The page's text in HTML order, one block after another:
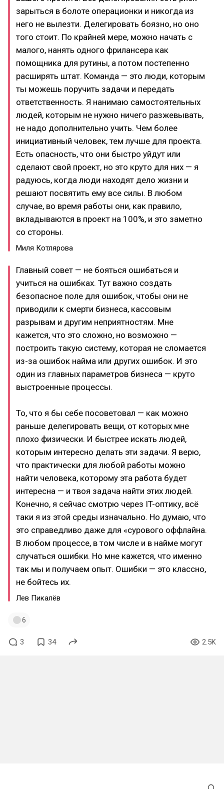
зарыться в болоте операционки и никогда из
него не вылезти. Делегировать боязно, но оно
того стоит. По крайней мере, можно начать с
малого, нанять одного фрилансера как
помощника для рутины, а потом постепенно
расширять штат. Команда — это люди, которым
ты можешь поручить задачи и передать
ответственность. Я нанимаю самостоятельных
людей, которым не нужно ничего разжевывать,
не надо дополнительно учить. Чем более
инициативный человек, тем лучше для проекта.
Есть опасность, что они быстро уйдут или
сделают свой проект, но это круто для них — я
радуюсь, когда люди находят дело жизни и
решают посвятить ему все силы. В любом
случае, во время работы они, как правило,
вкладываются в проект на 100%, и это заметно
со стороны.
Миля Котлярова
Главный совет — не бояться ошибаться и
учиться на ошибках. Тут важно создать
безопасное поле для ошибок, чтобы они не
приводили к смерти бизнеса, кассовым
разрывам и другим неприятностям. Мне
кажется, что это сложно, но возможно —
построить такую систему, которая не сломается
из-за ошибок найма или других ошибок. И это
один из главных параметров бизнеса — круто
выстроенные процессы.
То, что я бы себе посоветовал — как можно
раньше делегировать вещи, от которых мне
плохо физически. И быстрее искать людей,
которым интересно делать эти задачи. Я верю,
что практически для любой работы можно
найти человека, которому эта работа будет
интересна — и твоя задача найти этих людей.
Конечно, я сейчас смотрю через IT-оптику, всё
таки я из этой среды изначально. Но думаю, что
это справедливо даже для «сурового оффлайна.
В любом процессе, в том числе и в найме могут
случаться ошибки. Но мне кажется, что именно
так мы и получаем опыт. Ошибки — это классно,
не бойтесь их.
Лев Пикалёв
6
3 34 2.5K